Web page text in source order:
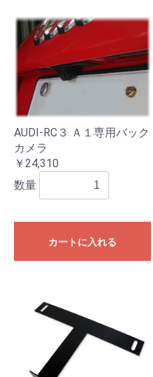
AUDI-RC３ Ａ１専用バック
カメラ
￥24,310
数量
カートに入れる